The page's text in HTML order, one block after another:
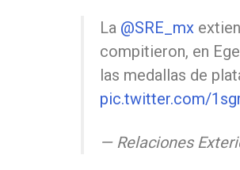
La @SRE_mx
compitieron, en
las medallas de
pic.twitter.com/
— Relaciones